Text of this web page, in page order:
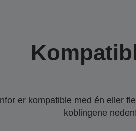
er kompatible med én eller
koblingene